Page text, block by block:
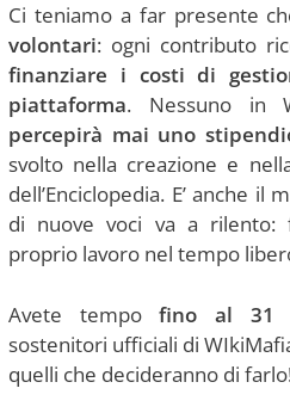
Ci teniamo a far presente
volontari: ogni contributo
finanziare i costi di
piattaforma. Nessuno in
percepirà mai uno
svolto nella creazione e
dell’Enciclopedia. E’ anche il
di nuove voci va a rilento:
proprio lavoro nel tempo
Avete tempofino al 31
sostenitori ufficiali di
quelli che decideranno di